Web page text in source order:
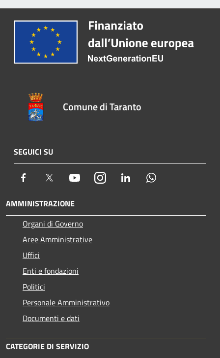
Comune di Taranto
SEGUICI SU
Facebook Twitter YoutubeInstagram LinkedIn
AMMINISTRAZIONE
Organi di Governo
Aree Amministrative
Uffici
Enti e fondazioni
Politici
Personale Amministrativo
Documenti e dati
CATEGORIE DI SERVIZIO